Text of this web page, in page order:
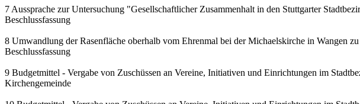
7 Aussprache zur Untersuchung "Gesellschaftlicher Zusammenhalt in den Stuttgarter
Beschlussfassung
8 Umwandlung der Rasenfläche oberhalb vom Ehrenmal bei der Michaelskirche in Wangen
Beschlussfassung
9 Budgetmittel - Vergabe von Zuschüssen an Vereine, Initiativen und Einrichtungen im
Kirchengemeinde